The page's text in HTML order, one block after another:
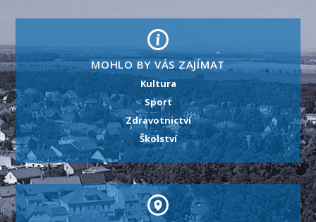
MOHLO BY VÁS ZAJÍMAT
Kultura
Sport
Zdravotnictví
Školství